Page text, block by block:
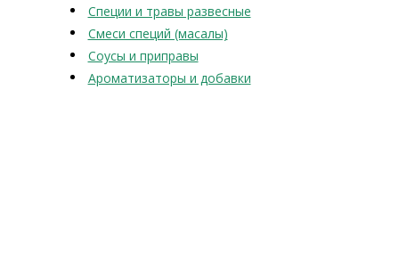
Специи и травы развесные
Смеси специй (масалы)
Соусы и приправы
Ароматизаторы и добавки